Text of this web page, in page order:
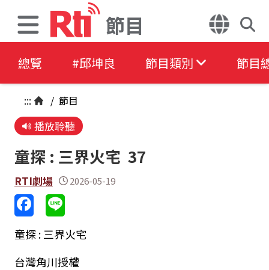
節目
總覽 #邱坤良 節目類別 節目
::: / 節目
播放聆聽
童探 : 三界火宅 37
RTI劇場 2026-05-19
童探 : 三界火宅
台灣角川授權